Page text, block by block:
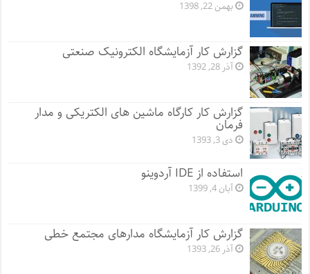
بهمن 22, 1398
گزارش کار آزمایشگاه الکترونیک صنعتی
آذر 28, 1392
گزارش کار کارگاه ماشین های الکتریکی و مدار
فرمان
دی 3, 1393
استفاده از IDE آردوینو
آبان 4, 1399
گزارش کار آزمایشگاه مدارهای مجتمع خطی
آذر 26, 1393